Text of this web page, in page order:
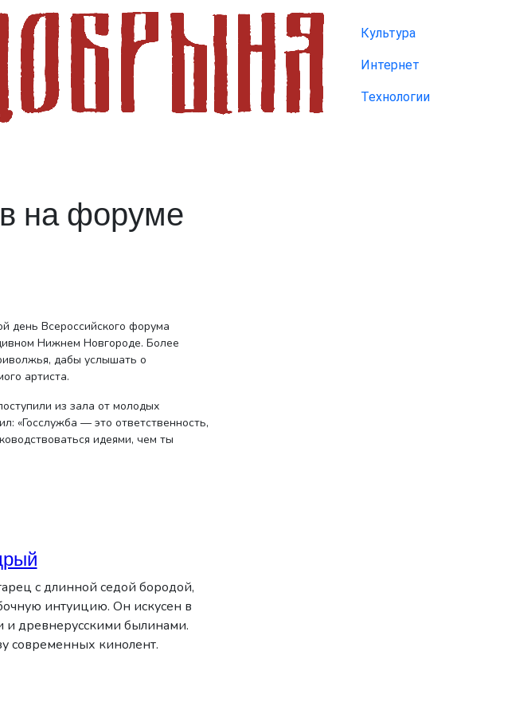
Культура
Интернет
Технологии
на форуме
Нижнем Новгороде. Более
дабы услышать о
артиста.
из зала от молодых
«Госслужба — это ответственность,
идеями, чем ты
с длинной седой бородой,
интуицию. Он искусен в
древнерусскими былинами.
современных кинолент.